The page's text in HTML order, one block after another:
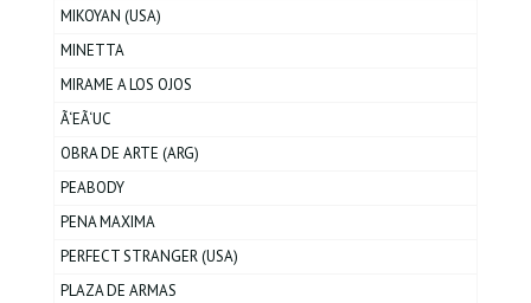
MIKOYAN (USA)
MINETTA
MIRAME A LOS OJOS
Ã‘EÃ‘UC
OBRA DE ARTE (ARG)
PEABODY
PENA MAXIMA
PERFECT STRANGER (USA)
PLAZA DE ARMAS